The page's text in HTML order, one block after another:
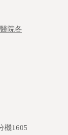
院各
機1605